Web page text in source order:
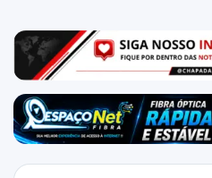
NAS
NOSSAS
REDES